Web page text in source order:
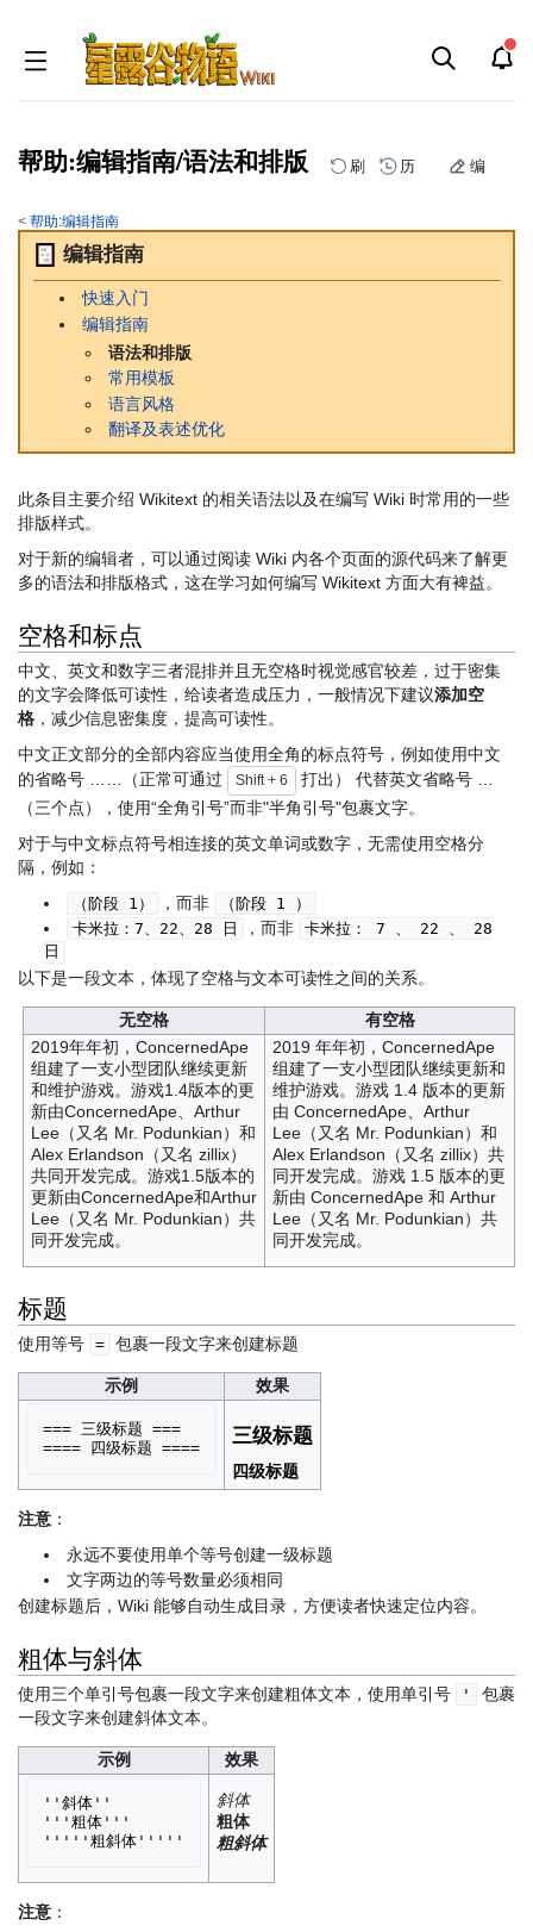
帮助:编辑指南/语法和排版 刷 历 编
< 帮助:编辑指南
编辑指南
快速入门
编辑指南
语法和排版
常用模板
语言风格
翻译及表述优化
此条目主要介绍 Wikitext 的相关语法以及在编写 Wiki 时常用的一些
排版样式。
对于新的编辑者，可以通过阅读 Wiki 内各个页面的源代码来了解更
多的语法和排版格式，这在学习如何编写 Wikitext 方面大有裨益。
空格和标点
中文、英文和数字三者混排并且无空格时视觉感官较差，过于密集
的文字会降低可读性，给读者造成压力，一般情况下建议添加空
格 ，减少信息密集度，提高可读性。
中文正文部分的全部内容应当使用全角的标点符号，例如使用中文
的省略号 ……（正常可通过
Shift + 6
打出） 代替英文省略号 …
（三个点），使用“全角引号”而非"半角引号"包裹文字。
对于与中文标点符号相连接的英文单词或数字，无需使用空格分
隔，例如：
（阶段 1） ，而非
（阶段 1 ）
卡米拉：7、22、28 日
，而非 卡米拉： 7 、 22 、 28
日
以下是一段文本，体现了空格与文本可读性之间的关系。
无空格
有空格
2019年年初，ConcernedApe
组建了一支小型团队继续更新
和维护游戏。游戏1.4版本的更
新由ConcernedApe、Arthur
Lee（又名 Mr. Podunkian）和
Alex Erlandson（又名 zillix）
共同开发完成。游戏1.5版本的
更新由ConcernedApe和Arthur
Lee（又名 Mr. Podunkian）共
同开发完成。
2019 年年初，ConcernedApe
组建了一支小型团队继续更新和
维护游戏。游戏 1.4 版本的更新
由 ConcernedApe、Arthur
Lee（又名 Mr. Podunkian）和
Alex Erlandson（又名 zillix）共
同开发完成。游戏 1.5 版本的更
新由 ConcernedApe 和 Arthur
Lee（又名 Mr. Podunkian）共
同开发完成。
标题
使用等号 = 包裹一段文字来创建标题
示例 效果
=== 三级标题 ===
==== 四级标题 ====
三级标题
四级标题
注意 ：
永远不要使用单个等号创建一级标题
文字两边的等号数量必须相同
创建标题后，Wiki 能够自动生成目录，方便读者快速定位内容。
粗体与斜体
使用三个单引号包裹一段文字来创建粗体文本，使用单引号 '
包裹
一段文字来创建斜体文本。
示例 效果
''斜体''
'''粗体'''
斜体
粗体
粗斜体
注意 ：